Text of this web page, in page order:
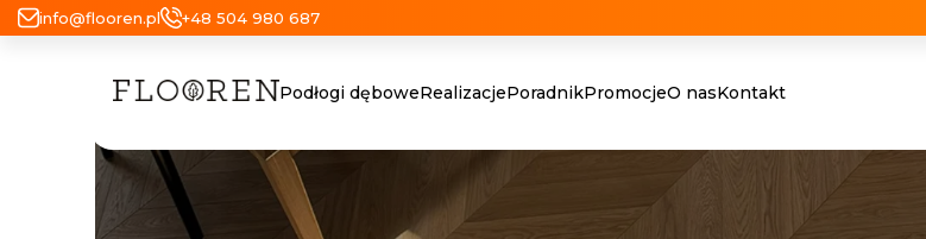
info@flooren.pl +48 504 980 687
Podłogi dęboweRealizacjePoradnikPromocjeO nasKontakt